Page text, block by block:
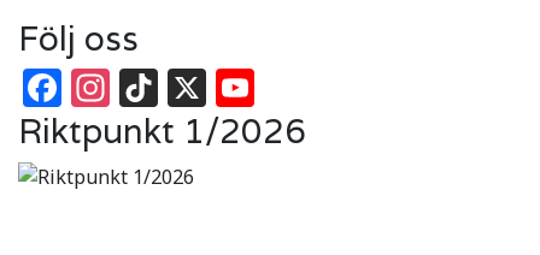
Följ oss
Facebook
Instagram
TikTok
X
Riktpunkt 1/2026